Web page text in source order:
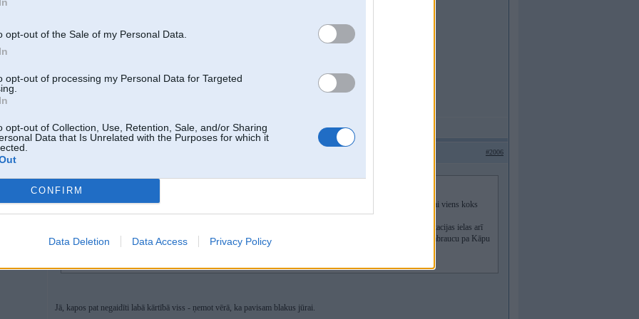
opt-out of the Sale of my Personal Data.
opt-out of processing my Personal Data for Targeted
opt-out of Collection, Use, Retention, Sale, and/or Sharing
Data that Is Unrelated with the Purposes for which it
CONFIRM
Data Deletion Data Access Privacy Policy
#2006
30 Jul 2024, 18:59:28
Aizbraucu paskatīties, kas man Asaru kapos notiek. Tur viss OK, bija tikai jānogrābj. Vispār izskatījās, ka tikai viens koks
nolūzis.
Bet nācās braukt pret spalvu ārā no Kāpu ielas, jo tur visas škērsielas uz prospektu vienas peļķes, uzreiz ais Stacijas ielas arī
laba peļķe, neriskēju, nam man džips. Stacijas iela izskatījās OK, bet pašaura vienvirziena iela tomēr, tad nu pabraucu pa Kāpu
Jā, kapos pat negaidīti labā kārtībā viss - ņemot vērā, ka pavisam blakus jūrai.